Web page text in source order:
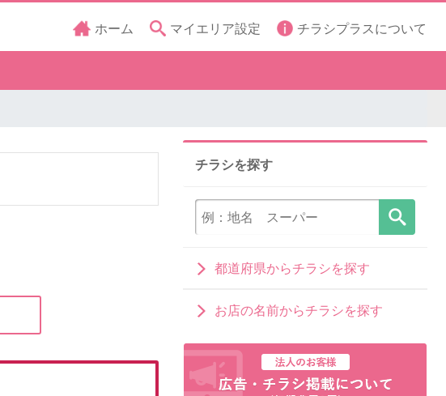
ホーム マイエリア設定 チラシプラスについて
チラシを探す
都道府県からチラシを探す
お店の名前からチラシを探す